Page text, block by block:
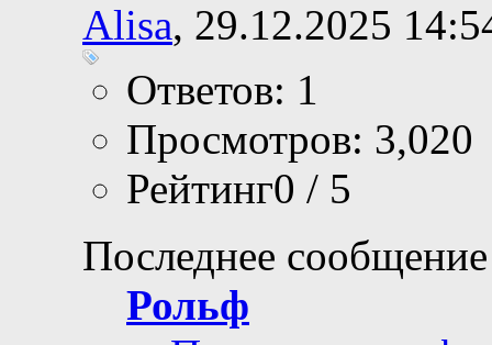
Alisa, 29.12.2025
Ответов: 1
Просмотров: 3,020
Рейтинг0 / 5
Последнее
Рольф